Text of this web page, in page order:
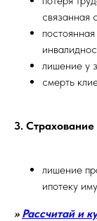
связанная
лишение у
смерть
3. Страхование
лишение
ипотеку
>> Рассчитай и